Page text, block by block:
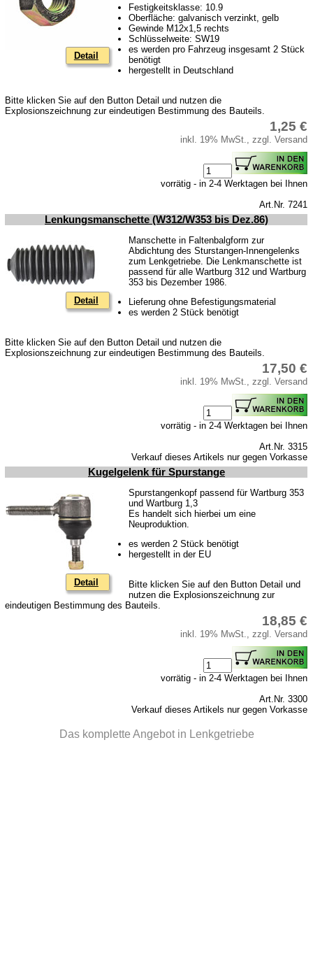
Detail
Festigkeitsklasse: 10.9
Oberfläche: galvanisch verzinkt, gelb
Gewinde M12x1,5 rechts
Schlüsselweite: SW19
es werden pro Fahrzeug insgesamt 2 Stück
benötigt
hergestellt in Deutschland
Bitte klicken Sie auf den Button Detail und nutzen die
Explosionszeichnung zur eindeutigen Bestimmung des Bauteils.
1,25 €
inkl. 19% MwSt., zzgl. Versand
vorrätig - in 2-4 Werktagen bei Ihnen
Art.Nr. 7241
Lenkungsmanschette (W312/W353 bis Dez.86)
Detail
Manschette in Faltenbalgform zur
Abdichtung des Sturstangen-Innengelenks
zum Lenkgetriebe. Die Lenkmanschette ist
passend für alle Wartburg 312 und Wartburg
353 bis Dezember 1986.
Lieferung ohne Befestigungsmaterial
es werden 2 Stück benötigt
Bitte klicken Sie auf den Button Detail und nutzen die
Explosionszeichnung zur eindeutigen Bestimmung des Bauteils.
17,50 €
inkl. 19% MwSt., zzgl. Versand
vorrätig - in 2-4 Werktagen bei Ihnen
Art.Nr. 3315
Verkauf dieses Artikels nur gegen Vorkasse
Kugelgelenk für Spurstange
Detail
Spurstangenkopf passend für Wartburg 353
und Wartburg 1,3
Es handelt sich hierbei um eine
Neuproduktion.
es werden 2 Stück benötigt
hergestellt in der EU
Bitte klicken Sie auf den Button Detail und
nutzen die Explosionszeichnung zur
eindeutigen Bestimmung des Bauteils.
18,85 €
inkl. 19% MwSt., zzgl. Versand
vorrätig - in 2-4 Werktagen bei Ihnen
Art.Nr. 3300
Verkauf dieses Artikels nur gegen Vorkasse
Das komplette Angebot in Lenkgetriebe